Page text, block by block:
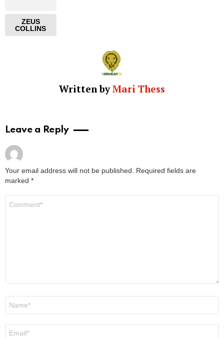
ZEUS
COLLINS
Written byMari Thess
Leave a Reply
Your email address will not be published.
Required fields are
marked *